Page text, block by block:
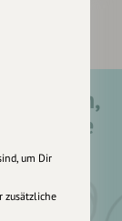
dich,
Einträge
um Dir
zusätzliche